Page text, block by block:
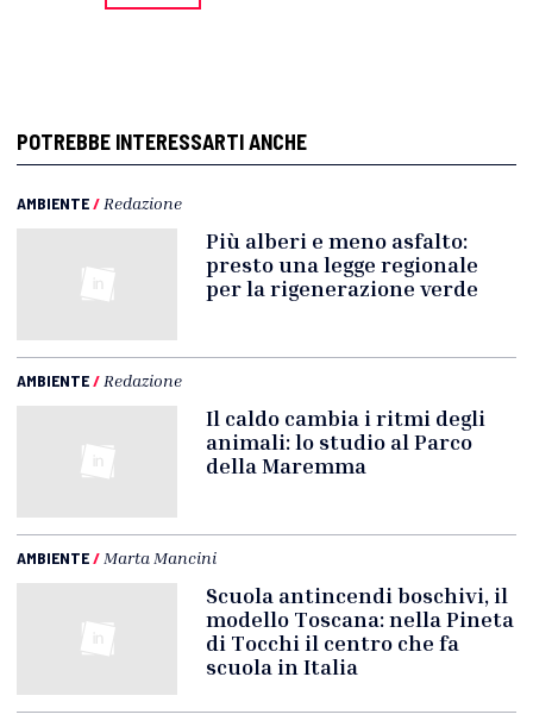
POTREBBE INTERESSARTI ANCHE
AMBIENTE/ Redazione
Più alberi e meno asfalto:
presto una legge regionale
per la rigenerazione verde
AMBIENTE/ Redazione
Il caldo cambia i ritmi degli
animali: lo studio al Parco
della Maremma
AMBIENTE/ Marta Mancini
Scuola antincendi boschivi, il
modello Toscana: nella Pineta
di Tocchi il centro che fa
scuola in Italia